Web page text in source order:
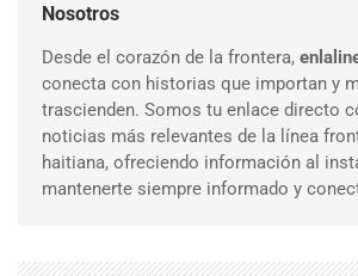
Nosotros
Desde el corazón de la frontera,
conecta con historias que importan y
trascienden. Somos tu enlace directo
noticias más relevantes de la línea
haitiana, ofreciendo información al
mantenerte siempre informado y